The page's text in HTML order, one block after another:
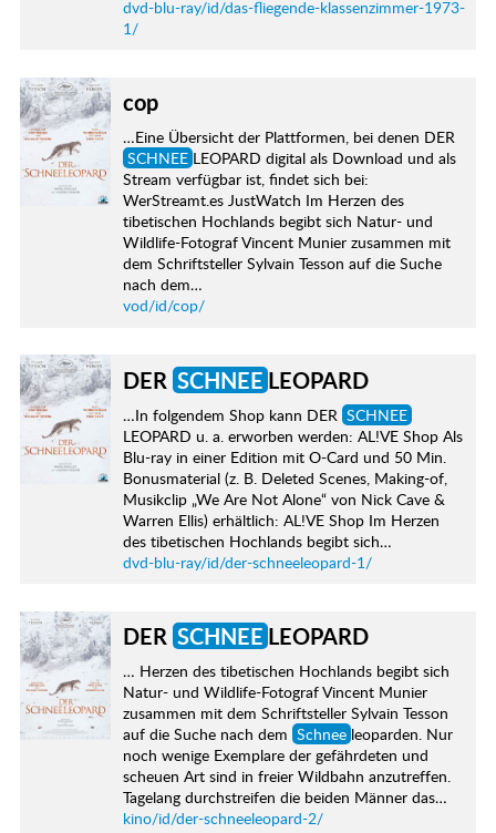
dvd-blu-ray/id/das-fliegende-klassenzimmer-1973-
1/
cop
…Eine Übersicht der Plattformen, bei denen DER
SCHNEE LEOPARD digital als Download und als
Stream verfügbar ist, findet sich bei:
WerStreamt.es JustWatch Im Herzen des
tibetischen Hochlands begibt sich Natur- und
Wildlife-Fotograf Vincent Munier zusammen mit
dem Schriftsteller Sylvain Tesson auf die Suche
nach dem…
vod/id/cop/
DER SCHNEELEOPARD
…In folgendem Shop kann DER SCHNEE
LEOPARD u. a. erworben werden: AL!VE Shop Als
Blu-ray in einer Edition mit O-Card und 50 Min.
Bonusmaterial (z. B. Deleted Scenes, Making-of,
Musikclip „We Are Not Alone“ von Nick Cave &
Warren Ellis) erhältlich: AL!VE Shop Im Herzen
des tibetischen Hochlands begibt sich…
dvd-blu-ray/id/der-schneeleopard-1/
DER SCHNEELEOPARD
… Herzen des tibetischen Hochlands begibt sich
Natur- und Wildlife-Fotograf Vincent Munier
zusammen mit dem Schriftsteller Sylvain Tesson
auf die Suche nach dem Schnee leoparden. Nur
noch wenige Exemplare der gefährdeten und
scheuen Art sind in freier Wildbahn anzutreffen.
Tagelang durchstreifen die beiden Männer das…
kino/id/der-schneeleopard-2/